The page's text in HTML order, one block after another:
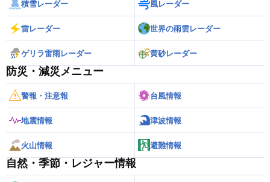
積雪レーダー 風レーダー
雷レーダー 世界の雨雲レーダー
ゲリラ雷雨レーダー 黄砂レーダー
防災・減災メニュー
警報・注意報 台風情報
地震情報 津波情報
火山情報 避難情報
自然・季節・レジャー情報